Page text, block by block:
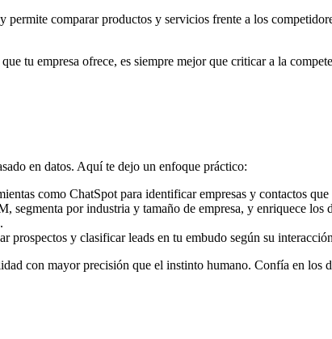
permite comparar productos y servicios frente a los
tu empresa ofrece, es siempre mejor que criticar a la
en datos. Aquí te dejo un enfoque práctico:
como ChatSpot para identificar empresas y contactos
segmenta por industria y tamaño de empresa, y enriquece
prospectos y clasificar leads en tu embudo según su
con mayor precisión que el instinto humano. Confía en los